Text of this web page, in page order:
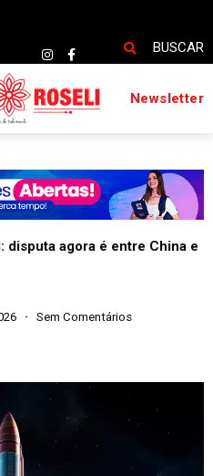
BUSCAR
Newsletter
agora é entre China e
Sem Comentários